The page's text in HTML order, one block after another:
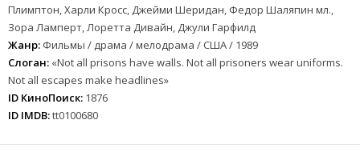
Плимптон, Харли Кросс, Джейми Шеридан, Федор Шаляпин мл.,
Зора Ламперт, Лоретта Дивайн, Джули Гарфилд
Жанр: Фильмы / драма / мелодрама / США / 1989
Слоган: «Not all prisons have walls. Not all prisoners wear uniforms.
Not all escapes make headlines»
ID КиноПоиск: 1876
ID IMDB:tt0100680